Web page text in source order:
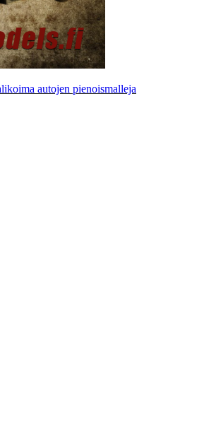
autojen pienoismalleja